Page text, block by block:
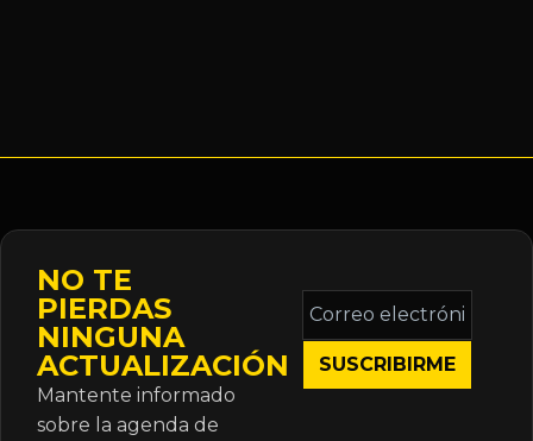
NO TE
PIERDAS
NINGUNA
ACTUALIZACIÓN
Mantente informado
sobre la agenda de
Correo
electrónico
*